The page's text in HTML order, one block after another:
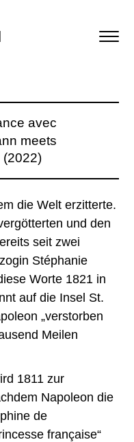
avec
meets
(2022)
die Welt erzitterte.
und den
seit zwei
Stéphanie
Worte 1821 in
auf die Insel St.
„verstorben
Meilen
1811 zur
Napoleon die
de
française“